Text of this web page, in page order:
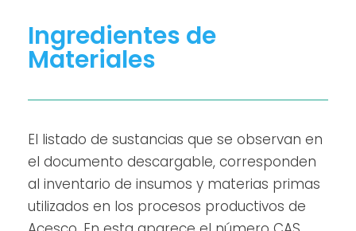
Ingredientes de
Materiales
El listado de sustancias que se observan en
el documento descargable, corresponden
al inventario de insumos y materias primas
utilizados en los procesos productivos de